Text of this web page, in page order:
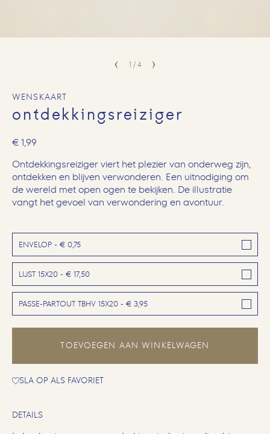
1 / 4
WENSKAART
ontdekkingsreiziger
€ 1,99
Ontdekkingsreiziger viert het plezier van onderweg zijn,
ontdekken en blijven verwonderen. Een uitnodiging om
de wereld met open ogen te bekijken. De illustratie
vangt het gevoel van verwondering en avontuur.
ENVELOP - € 0,75
LIJST 15X20 - € 17,50
PASSE-PARTOUT TBHV 15X20 - € 3,95
TOEVOEGEN AAN WINKELWAGEN
SLA OP ALS FAVORIET
DETAILS